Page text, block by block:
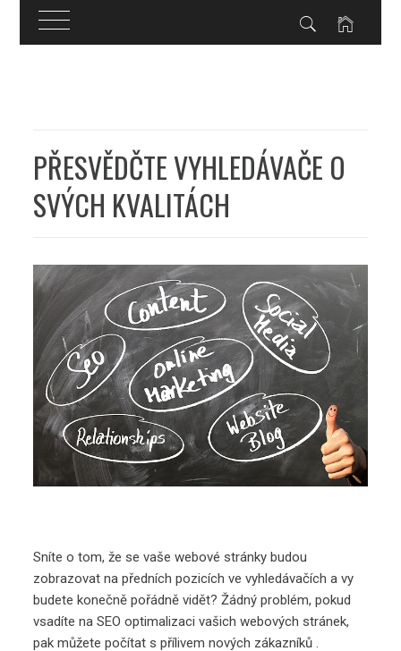
PŘESVĚDČTE VYHLEDÁVAČE O
SVÝCH KVALITÁCH
Sníte o tom, že se vaše webové stránky budou
zobrazovat na předních pozicích ve vyhledávačích a vy
budete konečně pořádně vidět? Žádný problém, pokud
vsadíte na SEO optimalizaci vašich webových stránek,
pak můžete počítat s přílivem nových zákazníků .